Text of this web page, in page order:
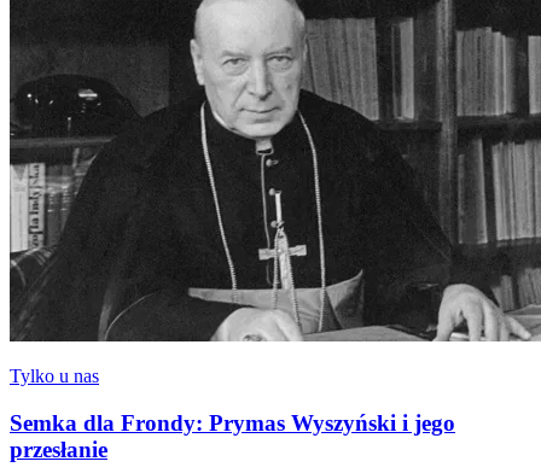
Tylko u nas
Semka dla Frondy: Prymas Wyszyński i jego
przesłanie